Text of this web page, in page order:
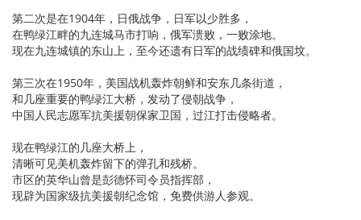
第二次是在1904年，日俄战争，日军以少胜多，
在鸭绿江畔的九连城马市打响，俄军溃败，一败涂地。
现在九连城镇的东山上，至今还遗有日军的战绩碑和俄国坟。
第三次在1950年，美国战机轰炸朝鲜和安东几条街道，
和几座重要的鸭绿江大桥，发动了侵朝战争，
中国人民志愿军抗美援朝保家卫国，过江打击侵略者。
现在鸭绿江的几座大桥上，
清晰可见美机轰炸留下的弹孔和残桥。
市区的英华山曾是彭德怀司令员指挥部，
现辟为国家级抗美援朝纪念馆，免费供游人参观。